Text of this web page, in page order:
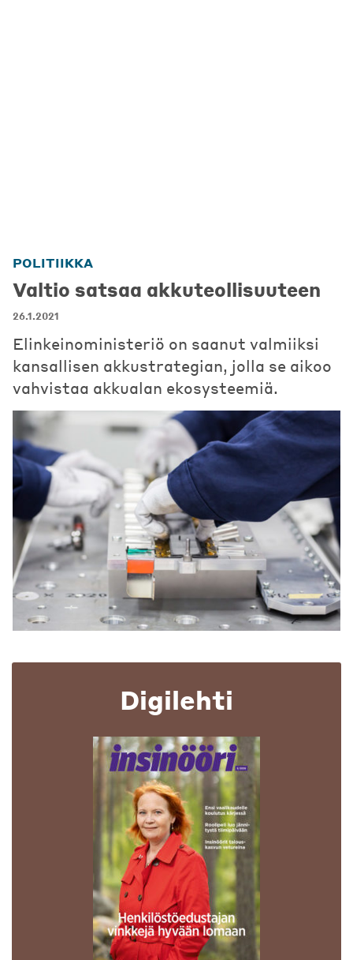
POLITIIKKA
Valtio satsaa akkuteollisuuteen
26.1.2021
Elinkeinoministeriö on saanut valmiiksi
kansallisen akkustrategian, jolla se aikoo
vahvistaa akkualan ekosysteemiä.
Digilehti